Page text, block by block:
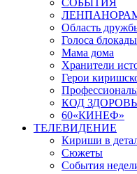
СОБЫТИЯ
Область
Голоса блокады
Мама дома
Хранители
Герои
КОД
60«КИНЕФ»
ТЕЛЕВИДЕНИЕ
Кириши в
Сюжеты
События